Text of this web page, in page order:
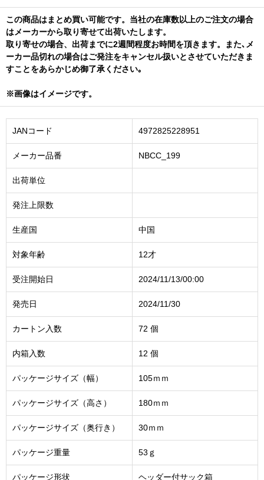
この商品はまとめ買い可能です。当社の在庫数以上のご注文の場合
はメーカーから取り寄せて出荷いたします。
取り寄せの場合、出荷までに2週間程度お時間を頂きます。また､メ
ーカー品切れの場合はご発注をキャンセル扱いとさせていただきま
すことをあらかじめ御了承ください｡
※画像はイメージです。
JANコード 4972825228951
メーカー品番 NBCC_199
出荷単位
発注上限数
生産国 中国
対象年齢 12才
受注開始日 2024/11/13/00:00
発売日 2024/11/30
カートン入数 72 個
内箱入数 12 個
パッケージサイズ（幅） 105ｍｍ
パッケージサイズ（高さ） 180ｍｍ
パッケージサイズ（奥行き） 30ｍｍ
パッケージ重量 53ｇ
パッケージ形状 ヘッダー付サック箱